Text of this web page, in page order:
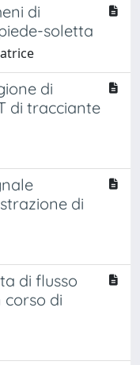
di
soletta
di
di tracciante
di
di flusso
corso di